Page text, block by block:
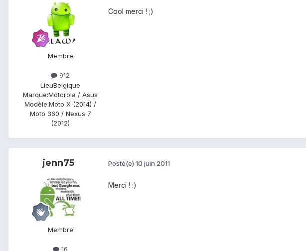
Membre
912
LieuBelgique
Marque:Motorola / Asus
Modèle:Moto X (2014) /
Moto 360 / Nexus 7
(2012)
Cool merci ! ;)
jenn75
Membre
16
Posté(e) 10 juin 2011
Merci ! :)